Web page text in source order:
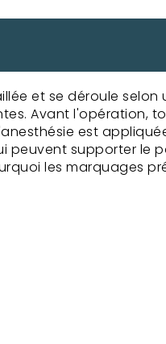
et se déroule
Avant l'opération,
est
supporter le
les marquages